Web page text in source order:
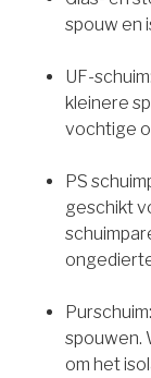
spouw en
UF-
kleinere
vochtige
PS
geschikt
spouwen.
om het